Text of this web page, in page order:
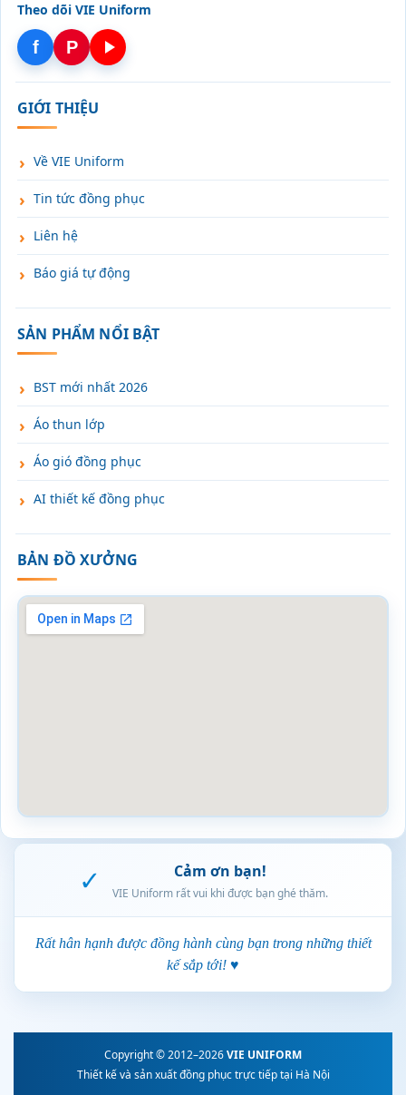
Theo dõi VIE Uniform
f P
GIỚI THIỆU
Về VIE Uniform
Tin tức đồng phục
Liên hệ
Báo giá tự động
SẢN PHẨM NỔI BẬT
BST mới nhất 2026
Áo thun lớp
Áo gió đồng phục
AI thiết kế đồng phục
BẢN ĐỒ XƯỞNG
✓ Cảm ơn bạn!
VIE Uniform rất vui khi được bạn ghé thăm.
Rất hân hạnh được đồng hành cùng bạn trong những thiết
kế sắp tới! ♥
Copyright © 2012–2026VIE UNIFORM
Thiết kế và sản xuất đồng phục trực tiếp tại Hà Nội